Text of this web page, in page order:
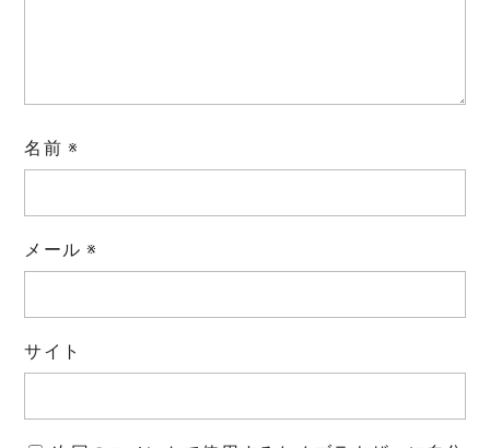
名前 ※
メール ※
サイト